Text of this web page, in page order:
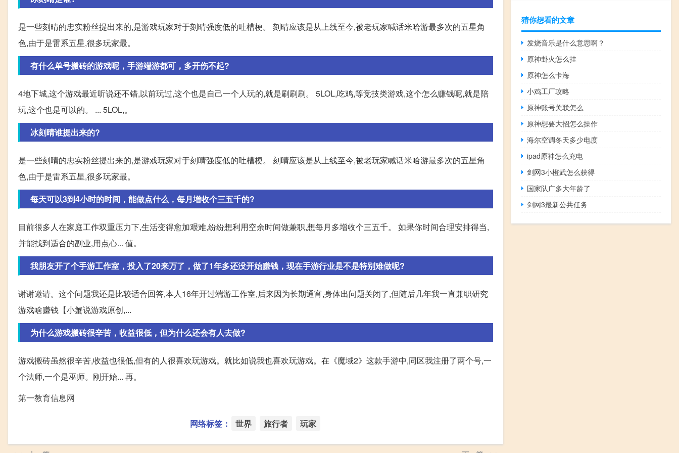
是一些刻晴的忠实粉丝提出来的,是游戏玩家对于刻晴强度低的吐槽梗。 刻晴应该是从上线至今,被老玩家喊话米哈游最多次的五星角
色,由于是雷系五星,很多玩家最。
有什么单号搬砖的游戏呢，手游端游都可，多开伤不起?
4地下城,这个游戏最近听说还不错,以前玩过,这个也是自己一个人玩的,就是刷刷刷。 5LOL,吃鸡,等竞技类游戏,这个怎么赚钱呢,就是陪
玩,这个也是可以的。 ... 5LOL,。
冰刻晴谁提出来的?
是一些刻晴的忠实粉丝提出来的,是游戏玩家对于刻晴强度低的吐槽梗。 刻晴应该是从上线至今,被老玩家喊话米哈游最多次的五星角
色,由于是雷系五星,很多玩家最。
每天可以3到4小时的时间，能做点什么，每月增收个三五千的?
目前很多人在家庭工作双重压力下,生活变得愈加艰难,纷纷想利用空余时间做兼职,想每月多增收个三五千。 如果你时间合理安排得当,
并能找到适合的副业,用点心... 值。
我朋友开了个手游工作室，投入了20来万了，做了1年多还没开始赚钱，现在手游行业是不是特别难做呢?
谢谢邀请。这个问题我还是比较适合回答,本人16年开过端游工作室,后来因为长期通宵,身体出问题关闭了,但随后几年我一直兼职研究
游戏啥赚钱【小蟹说游戏原创,...
为什么游戏搬砖很辛苦，收益很低，但为什么还会有人去做?
游戏搬砖虽然很辛苦,收益也很低,但有的人很喜欢玩游戏。就比如说我也喜欢玩游戏。在《魔域2》这款手游中,同区我注册了两个号,一
个法师,一个是巫师。刚开始... 再。
第一教育信息网
网络标签： 世界 旅行者 玩家
猜你想看的文章
发烧音乐是什么意思啊？
原神卦火怎么挂
原神怎么卡海
小鸡工厂攻略
原神账号关联怎么
原神想要大招怎么操作
海尔空调冬天多少电度
ipad原神怎么充电
剑网3小橙武怎么获得
国家队广多大年龄了
剑网3最新公共任务